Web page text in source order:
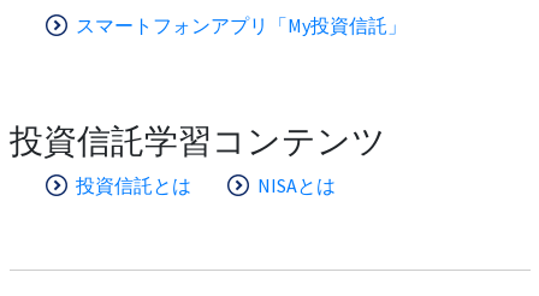
スマートフォンアプリ「My投資信託」
投資信託学習コンテンツ
投資信託とは NISAとは